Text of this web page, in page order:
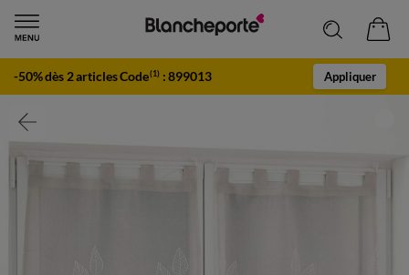
-50% dès 2 articles Code(1) :899013 Appliquer